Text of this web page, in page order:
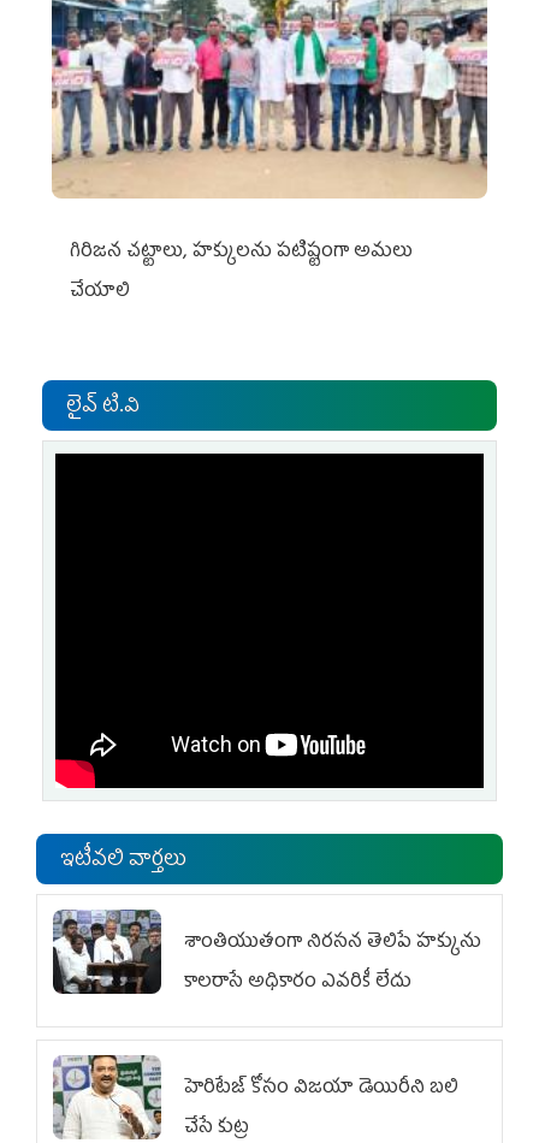
గిరిజన చట్టాలు, హక్కులను పటిష్టంగా అమలు
చేయాలి
లైవ్ టి.వి
ఇటీవలి వార్తలు
శాంతియుతంగా నిరసన తెలిపే హక్కును
కాలరాసే అధికారం ఎవరికీ లేదు
హెరిటేజ్ కోసం విజయా డెయిరీని బలి
చేసే కుట్ర‌